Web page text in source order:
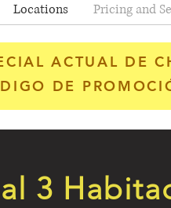
Locations Pricing and
ACTUAL DE
DE
3